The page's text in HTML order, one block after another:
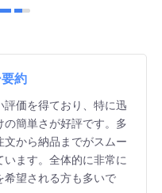
約
評価を得ており、特に迅
簡単さが好評です。多
文から納品までがスムー
ます。全体的に非常に
希望される方も多いで